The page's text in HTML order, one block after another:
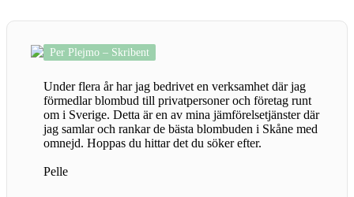
Per Plejmo – Skribent
Under flera år har jag bedrivet en verksamhet där jag
förmedlar blombud till privatpersoner och företag runt
om i Sverige. Detta är en av mina jämförelsetjänster där
jag samlar och rankar de bästa blombuden i Skåne med
omnejd. Hoppas du hittar det du söker efter.
Pelle